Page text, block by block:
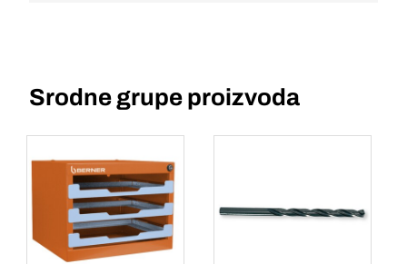
Srodne grupe proizvoda